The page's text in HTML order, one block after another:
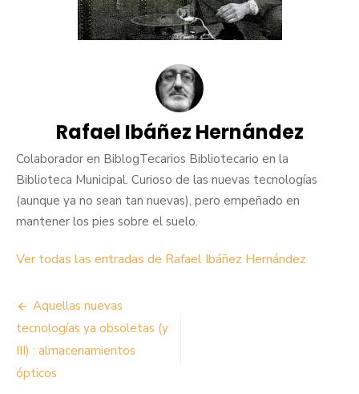
Rafael Ibáñez Hernández
Colaborador en BiblogTecarios Bibliotecario en la
Biblioteca Municipal. Curioso de las nuevas tecnologías
(aunque ya no sean tan nuevas), pero empeñado en
mantener los pies sobre el suelo.
Ver todas las entradas de Rafael Ibáñez Hernández
Navegación
de
entradas
Aquellas nuevas
tecnologías ya obsoletas (y
III) : almacenamientos
ópticos